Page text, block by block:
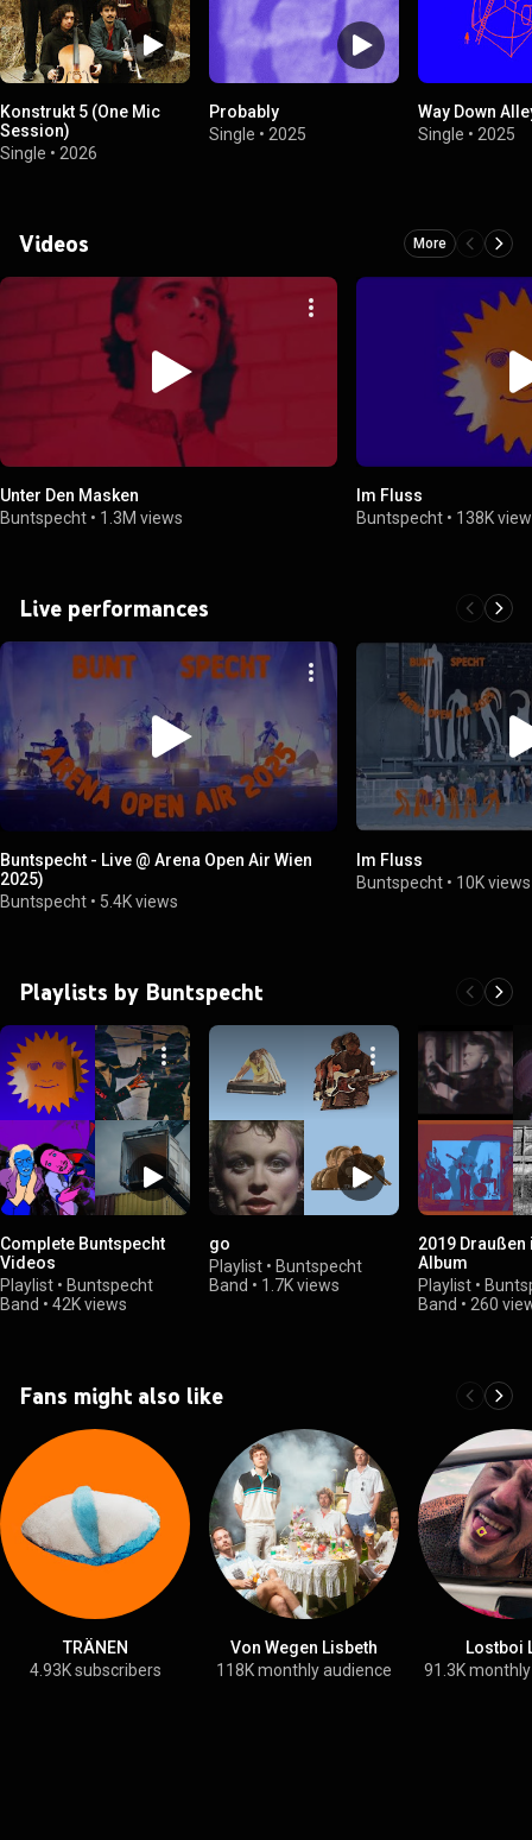
Konstrukt 5 (One Mic
Session)
Single • 2026
Probably
Single • 2025
Way Down
Single • 2025
Videos More
Unter Den Masken
Buntspecht • 1.3M views
Im Fluss
Buntspecht • 138K
Live performances
Buntspecht - Live @ Arena Open Air Wien
2025)
Buntspecht • 5.4K views
Im Fluss
Buntspecht • 10K views
Playlists by Buntspecht
Complete Buntspecht
Videos
Playlist • Buntspecht
Band • 42K views
go
Playlist • Buntspecht
Band • 1.7K views
2019 Draußen
Album
Playlist •
Band • 260
Fans might also like
TRÄNEN
4.93K subscribers
Von Wegen Lisbeth
118K monthly audience
Lostboi
91.3K